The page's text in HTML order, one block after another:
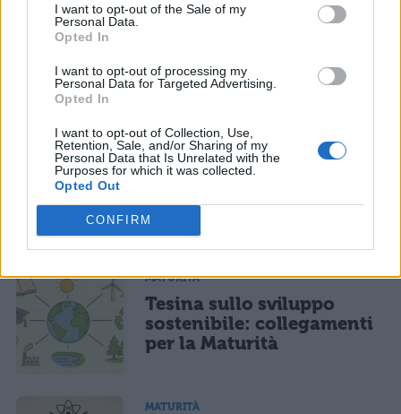
I want to opt-out of the Sale of my
Personal Data.
Opted In
I want to opt-out of processing my
Personal Data for Targeted Advertising.
Opted In
I want to opt-out of Collection, Use,
Retention, Sale, and/or Sharing of my
Personal Data that Is Unrelated with the
Purposes for which it was collected.
Opted Out
CONFIRM
salvi i tuoi dati (nome, email) per il prossimo commento.
Ho letto e acconsento l'
Acconsento all'uso dei miei dati da parte di terzi per finalità di
marketing diretto con modalità automatizzate o tradizionali
collegamenti per un
percorso alla Maturità
MATURITÀ
Tesina sull’Universo:
Maturità
MATURITÀ
Tesina sullo sviluppo
sostenibile: collegamenti
per la Maturità
MATURITÀ